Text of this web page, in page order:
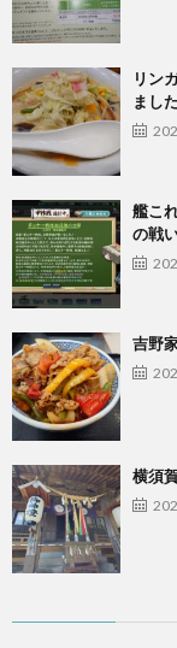
リン
ました
艦こ
の戦
吉野
横須